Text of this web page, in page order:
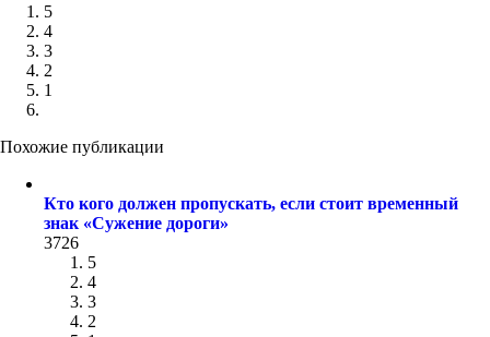
5
4
3
2
1
Похожие публикации
Кто кого должен пропускать, если стоит временный
знак «Сужение дороги»
3726
5
4
3
2